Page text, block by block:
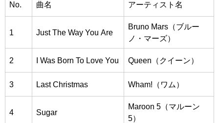
No. 曲名 アーティスト名
1 Just The Way You Are
Bruno Mars（ブルー
ノ・マーズ）
2 I Was Born To Love You Queen（クイーン）
3 Last Christmas Wham!（ワム）
4 Sugar
Maroon 5（マルーン
5）